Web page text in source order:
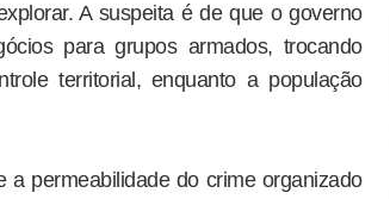
A suspeita é de que o governo
para grupos armados, trocando
territorial, enquanto a população
permeabilidade do crime organizado